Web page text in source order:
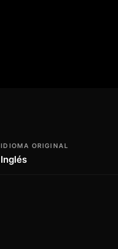
IDIOMA ORIGINAL
Inglés